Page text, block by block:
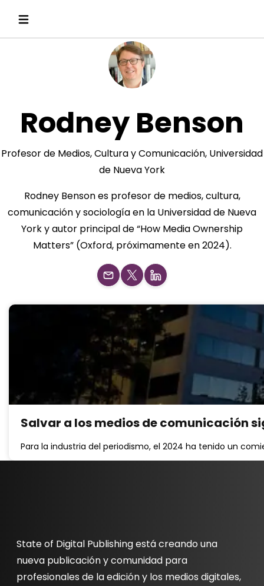
Rodney Benson
Profesor de Medios, Cultura y Comunicación, Universidad
de Nueva York
Rodney Benson es profesor de medios, cultura,
comunicación y sociología en la Universidad de Nueva
York y autor principal de “How Media Ownership
Matters” (Oxford, próximamente en 2024).
Salvar a los medios de comunicación
Para la industria del periodismo, el 2024 ha tenido un
State of Digital Publishing está creando una
nueva publicación y comunidad para
profesionales de la edición y los medios digitales,